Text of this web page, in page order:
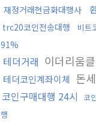
재정거래현금화대행사
trc20코인전송대행 비트
91%
테더거래 이더리움
테더코인계좌이체 돈
코인구매대행 24시 코
행